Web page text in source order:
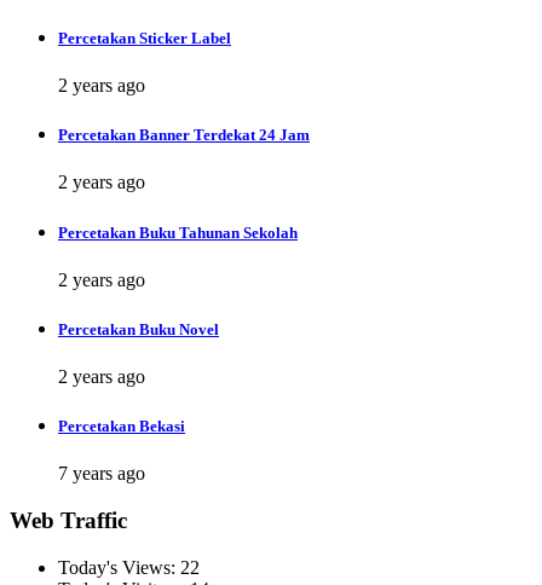
Percetakan Sticker Label
2 years ago
Percetakan Banner Terdekat 24 Jam
2 years ago
Percetakan Buku Tahunan Sekolah
2 years ago
Percetakan Buku Novel
2 years ago
Percetakan Bekasi
7 years ago
Web Traffic
Today's Views: 22